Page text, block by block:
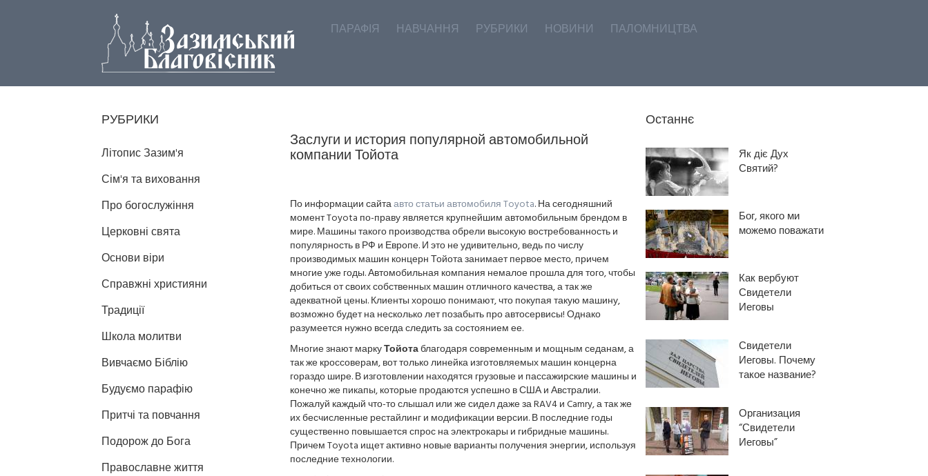
ПАРАФІЯ НАВЧАННЯ РУБРИКИ НОВИНИ ПАЛОМНИЦТВА
Заслуги и история популярной автомобильной
компании Тойота
По информации сайтаавто статьи автомобиля Toyota. На сегодняшний
момент Toyota по-праву является крупнейшим автомобильным брендом в
мире. Машины такого производства обрели высокую востребованность и
популярность в РФ и Европе. И это не удивительно, ведь по числу
производимых машин концерн Тойота занимает первое место, причем
многие уже годы. Автомобильная компания немалое прошла для того, чтобы
добиться от своих собственных машин отличного качества, а так же
адекватной цены. Клиенты хорошо понимают, что покупая такую машину,
возможно будет на несколько лет позабыть про автосервисы! Однако
разумеется нужно всегда следить за состоянием ее.
Многие знают маркуТойотаблагодаря современным и мощным седанам, а
так же кроссоверам, вот только линейка изготовляемых машин концерна
гораздо шире. В изготовлении находятся грузовые и пассажирские машины и
конечно же пикапы, которые продаются успешно в США и Австралии.
Пожалуй каждый что-то слышал или же сидел даже за RAV4 и Camry, а так же
их бесчисленные рестайлинг и модификации версии. В последние годы
существенно повышается спрос на электрокары и гибридные машины.
Причем Toyota ищет активно новые варианты получения энергии, используя
последние технологии.
РУБРИКИ
Літопис Зазим'я
Сім'я та виховання
Про богослужіння
Церковні свята
Основи віри
Справжні християни
Традиції
Школа молитви
Вивчаємо Біблію
Будуємо парафію
Притчі та повчання
Подорож до Бога
Православне життя
Останнє
Як діє Дух
Святий?
Бог, якого ми
можемо поважати
Как вербуют
Свидетели
Иеговы
Свидетели
Иеговы. Почему
такое название?
Организация
“Свидетели
Иеговы”